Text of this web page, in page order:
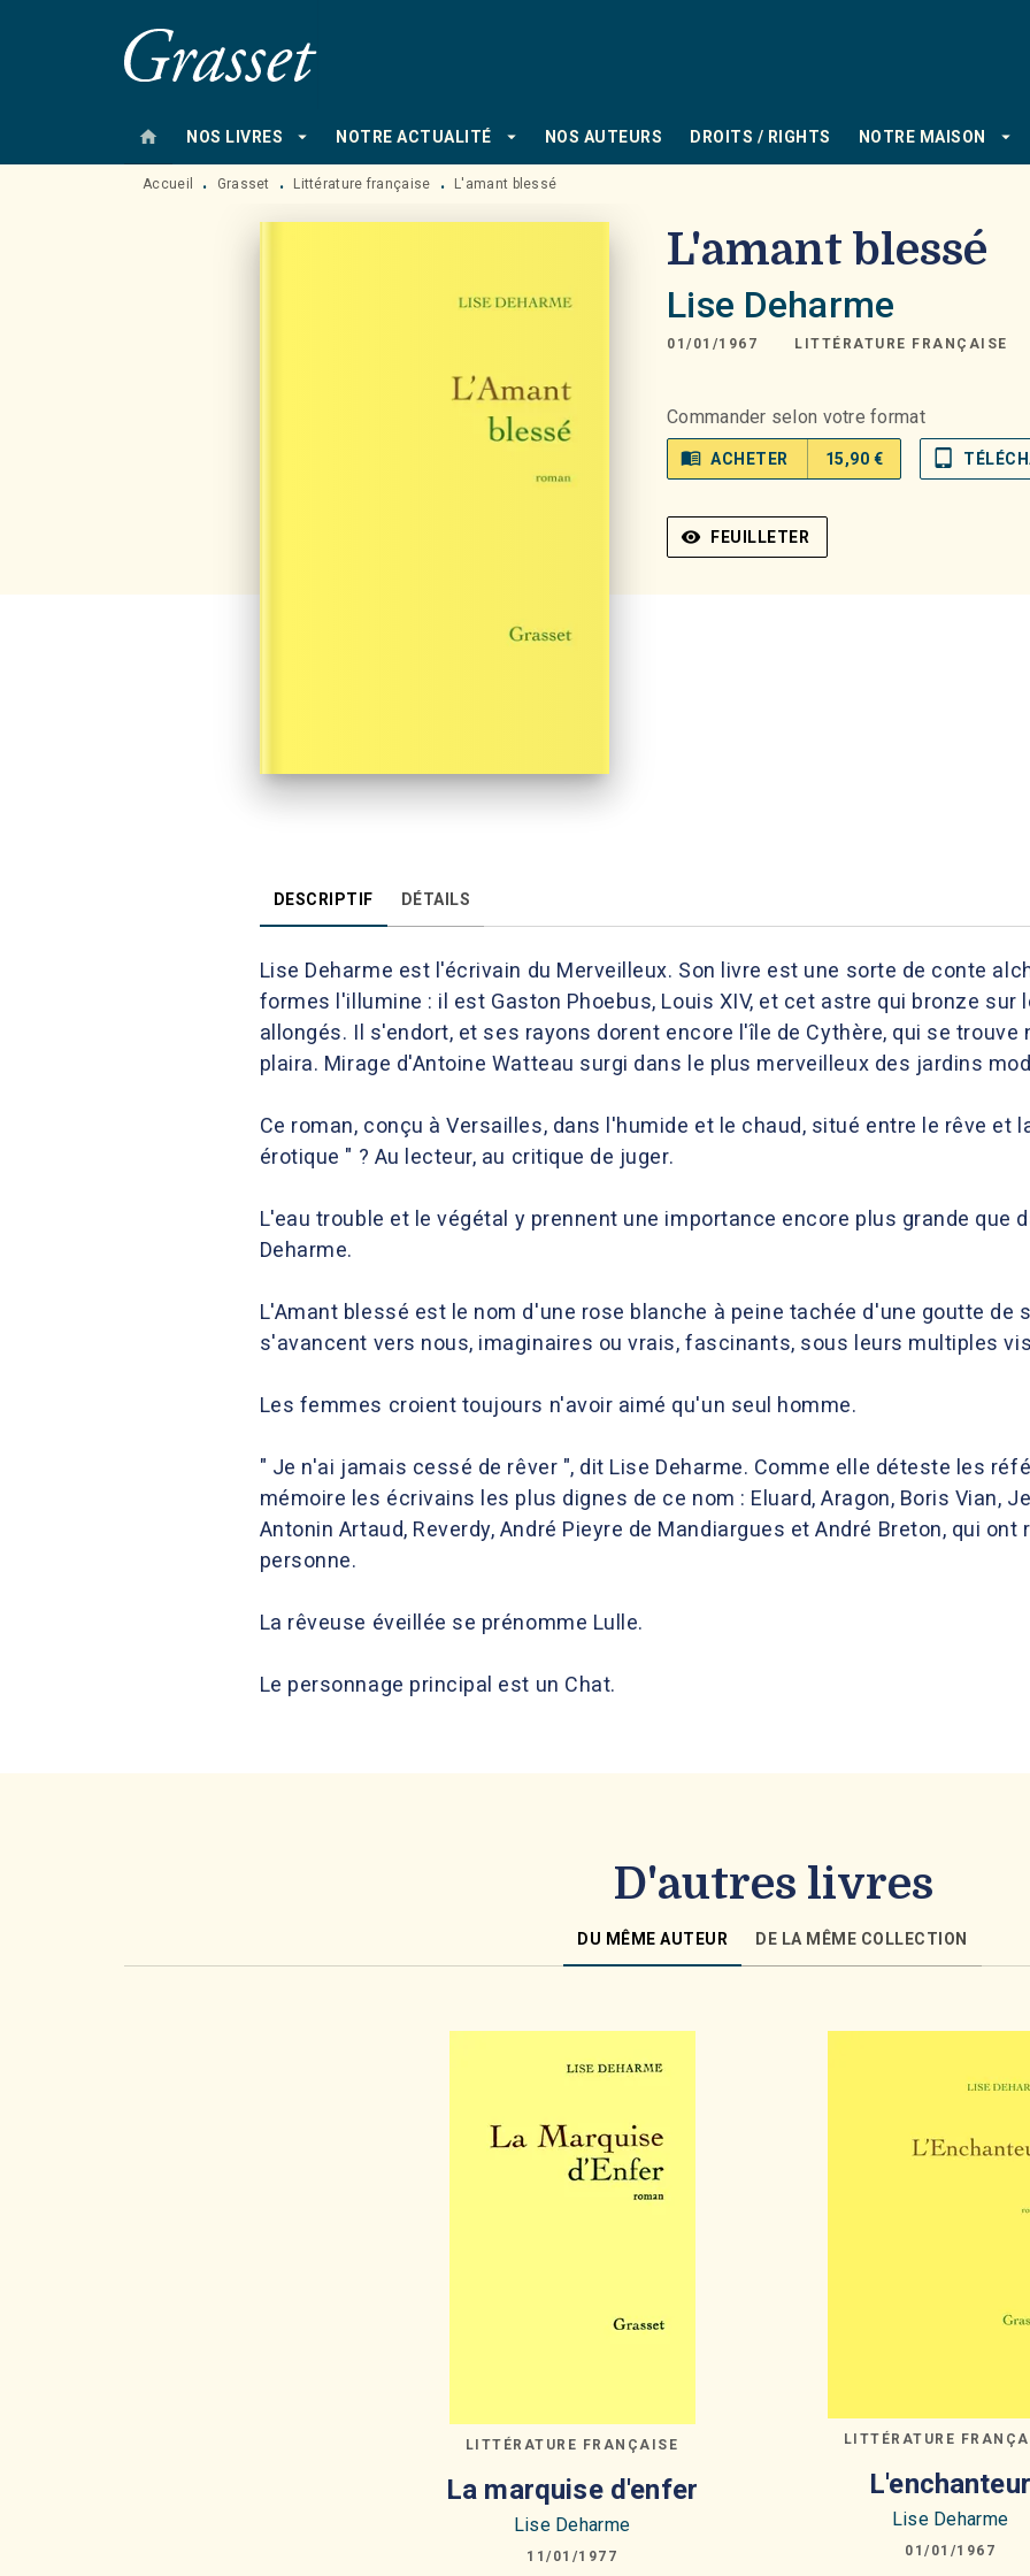
MENU RECHERCHE
home NOS LIVRES arrow_drop_down NOTRE ACTUALITÉ arrow_drop_down NOS AUTEURS DROITS / RIGHTS NOTRE MAISON arrow_drop_down
Accueil • Grasset • Littérature française • L'amant blessé
L'amant blessé
Lise Deharme
01/01/1967 LITTÉRATURE FRANÇAISE
Commander selon votre format
menu_book ACHETER 15,90 € tablet_mac
visibility FEUILLETER
DESCRIPTIF DÉTAILS
Lise Deharme est l'écrivain du Merveilleux. Son livre est une sorte de conte
formes l'illumine : il est Gaston Phoebus, Louis XIV, et cet astre qui bronze sur
allongés. Il s'endort, et ses rayons dorent encore l'île de Cythère, qui se trouve
plaira. Mirage d'Antoine Watteau surgi dans le plus merveilleux des jardins
Ce roman, conçu à Versailles, dans l'humide et le chaud, situé entre le rêve et
érotique " ? Au lecteur, au critique de juger.
L'eau trouble et le végétal y prennent une importance encore plus grande que
Deharme.
L'Amant blessé est le nom d'une rose blanche à peine tachée d'une goutte de
s'avancent vers nous, imaginaires ou vrais, fascinants, sous leurs multiples
Les femmes croient toujours n'avoir aimé qu'un seul homme.
" Je n'ai jamais cessé de rêver ", dit Lise Deharme. Comme elle déteste les
mémoire les écrivains les plus dignes de ce nom : Eluard, Aragon, Boris Vian,
Antonin Artaud, Reverdy, André Pieyre de Mandiargues et André Breton, qui
personne.
La rêveuse éveillée se prénomme Lulle.
Le personnage principal est un Chat.
D'autres livres
DU MÊME AUTEUR DE LA MÊME COLLECTION
LITTÉRATURE FRANÇAISE
La marquise d'enfer
Lise Deharme
11/01/1977
LITTÉRATURE
L'enchanteur
Lise Deharme
01/01/1967